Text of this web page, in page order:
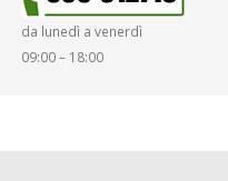
da lunedì a venerdì
09:00 – 18:00